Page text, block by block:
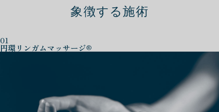
象徴する施術
01
円環リンガムマッサージ®